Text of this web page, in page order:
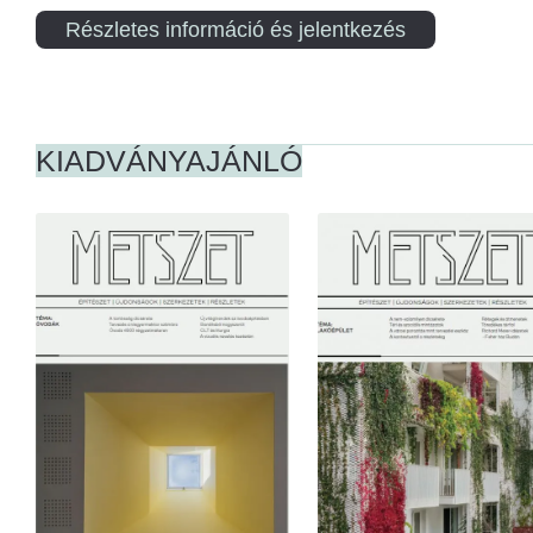
Részletes információ és jelentkezés
KIADVÁNYAJÁNLÓ